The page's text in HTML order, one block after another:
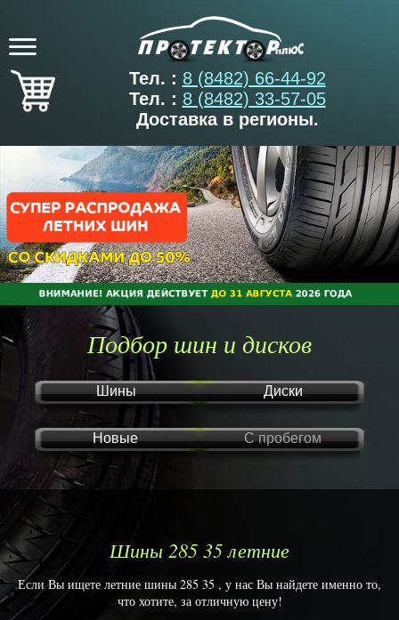
Тел. : 8 (8482) 66-44-92
Тел. : 8 (8482) 33-57-05
Доставка в регионы.
Подбор шин и дисков
Шины Диски
Новые С пробегом
Шины 285 35 летние
Если Вы ищете летние шины 285 35 , у нас Вы найдете именно то,
что хотите, за отличную цену!